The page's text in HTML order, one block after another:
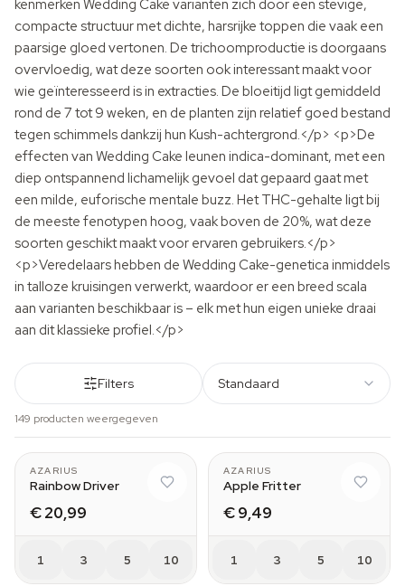
kenmerken Wedding Cake varianten zich door een stevige,
compacte structuur met dichte, harsrijke toppen die vaak een
paarsige gloed vertonen. De trichoomproductie is doorgaans
overvloedig, wat deze soorten ook interessant maakt voor
wie geïnteresseerd is in extracties. De bloeitijd ligt gemiddeld
rond de 7 tot 9 weken, en de planten zijn relatief goed bestand
tegen schimmels dankzij hun Kush-achtergrond.</p> <p>De
effecten van Wedding Cake leunen indica-dominant, met een
diep ontspannend lichamelijk gevoel dat gepaard gaat met
een milde, euforische mentale buzz. Het THC-gehalte ligt bij
de meeste fenotypen hoog, vaak boven de 20%, wat deze
soorten geschikt maakt voor ervaren gebruikers.</p>
<p>Veredelaars hebben de Wedding Cake-genetica inmiddels
in talloze kruisingen verwerkt, waardoor er een breed scala
aan varianten beschikbaar is – elk met hun eigen unieke draai
aan dit klassieke profiel.</p>
Filters Standaard
149 producten weergegeven
AZARIUS
Rainbow Driver
€ 20,99
1 3 5 10
AZARIUS
Apple Fritter
€ 9,49
1 3 5 10